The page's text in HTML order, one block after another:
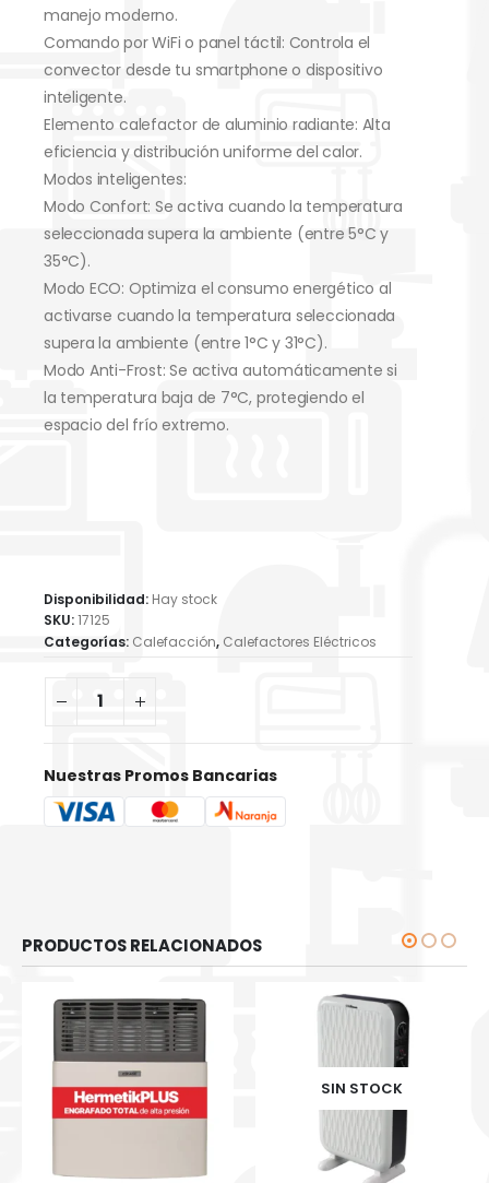
manejo moderno.
Comando por WiFi o panel táctil: Controla el
convector desde tu smartphone o dispositivo
inteligente.
Elemento calefactor de aluminio radiante: Alta
eficiencia y distribución uniforme del calor.
Modos inteligentes:
Modo Confort: Se activa cuando la temperatura
seleccionada supera la ambiente (entre 5°C y
35°C).
Modo ECO: Optimiza el consumo energético al
activarse cuando la temperatura seleccionada
supera la ambiente (entre 1°C y 31°C).
Modo Anti-Frost: Se activa automáticamente si
la temperatura baja de 7°C, protegiendo el
espacio del frío extremo.
Disponibilidad: Hay stock
SKU:17125
Categorías: Calefacción, Calefactores Eléctricos
Nuestras Promos Bancarias
PRODUCTOS RELACIONADOS
SIN STOCK